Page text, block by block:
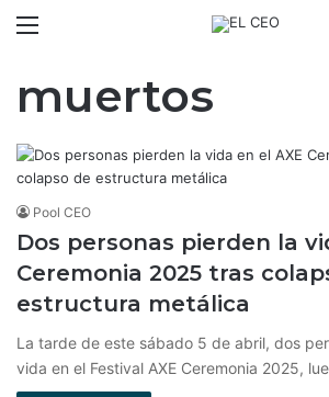
muertos
Pool CEO
Dos personas pierden la
Ceremonia 2025 tras
estructura metálica
La tarde de este sábado 5 de abril, dos
vida en el Festival AXE Ceremonia 2025,